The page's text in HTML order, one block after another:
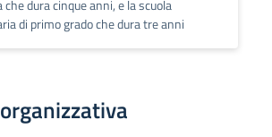
che dura cinque anni, e la scuola
di primo grado che dura tre anni